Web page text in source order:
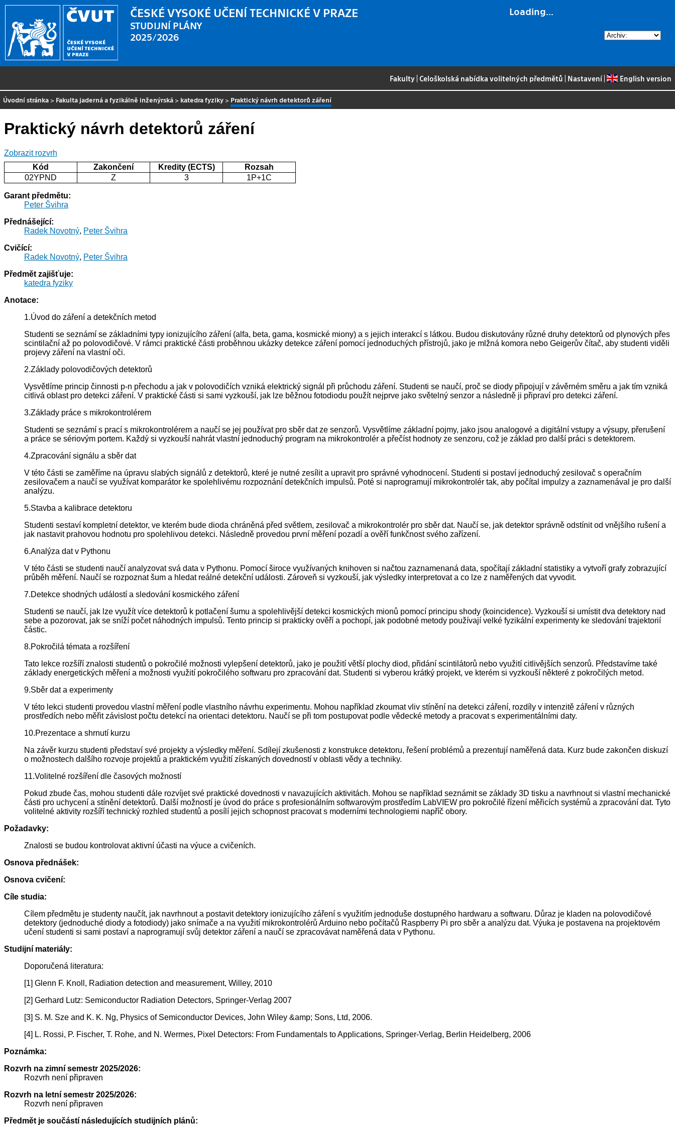
Loading...
ČESKÉ VYSOKÉ UČENÍ TECHNICKÉ V PRAZE
STUDIJNÍ PLÁNY
2025/2026
Fakulty |Celoškolská nabídka volitelných předmětů Nastavení| English version
Úvodní stránka > Fakulta jaderná a fyzikálně inženýrská > katedra fyziky > Praktický návrh detektorů záření
Praktický návrh detektorů záření
Zobrazit rozvrh
Kód
Zakončení Kredity (ECTS)
Rozsah
02YPND
Z 3 1P+1C
Garant předmětu:
Peter Švihra
Přednášející:
Radek Novotný, Peter Švihra
Cvičící:
Radek Novotný, Peter Švihra
Předmět zajišťuje:
katedra fyziky
Anotace:
1.Úvod do záření a detekčních metod
Studenti se seznámí se základními typy ionizujícího záření (alfa, beta, gama, kosmické miony) a s jejich interakcí s látkou. Budou diskutovány různé druhy detektorů od plynových přes
scintilační až po polovodičové. V rámci praktické části proběhnou ukázky detekce záření pomocí jednoduchých přístrojů, jako je mlžná komora nebo Geigerův čítač, aby studenti viděli
projevy záření na vlastní oči.
2.Základy polovodičových detektorů
Vysvětlíme princip činnosti p-n přechodu a jak v polovodičích vzniká elektrický signál při průchodu záření. Studenti se naučí, proč se diody připojují v závěrném směru a jak tím vzniká
citlivá oblast pro detekci záření. V praktické části si sami vyzkouší, jak lze běžnou fotodiodu použít nejprve jako světelný senzor a následně ji připraví pro detekci záření.
3.Základy práce s mikrokontrolérem
Studenti se seznámí s prací s mikrokontrolérem a naučí se jej používat pro sběr dat ze senzorů. Vysvětlíme základní pojmy, jako jsou analogové a digitální vstupy a výsupy, přerušení
a práce se sériovým portem. Každý si vyzkouší nahrát vlastní jednoduchý program na mikrokontrolér a přečíst hodnoty ze senzoru, což je základ pro další práci s detektorem.
4.Zpracování signálu a sběr dat
V této části se zaměříme na úpravu slabých signálů z detektorů, které je nutné zesílit a upravit pro správné vyhodnocení. Studenti si postaví jednoduchý zesilovač s operačním
zesilovačem a naučí se využívat komparátor ke spolehlivému rozpoznání detekčních impulsů. Poté si naprogramují mikrokontrolér tak, aby počítal impulzy a zaznamenával je pro další
analýzu.
5.Stavba a kalibrace detektoru
Studenti sestaví kompletní detektor, ve kterém bude dioda chráněná před světlem, zesilovač a mikrokontrolér pro sběr dat. Naučí se, jak detektor správně odstínit od vnějšího rušení a
jak nastavit prahovou hodnotu pro spolehlivou detekci. Následně provedou první měření pozadí a ověří funkčnost svého zařízení.
6.Analýza dat v Pythonu
V této části se studenti naučí analyzovat svá data v Pythonu. Pomocí široce využívaných knihoven si načtou zaznamenaná data, spočítají základní statistiky a vytvoří grafy zobrazující
průběh měření. Naučí se rozpoznat šum a hledat reálné detekční události. Zároveň si vyzkouší, jak výsledky interpretovat a co lze z naměřených dat vyvodit.
7.Detekce shodných událostí a sledování kosmického záření
Studenti se naučí, jak lze využít více detektorů k potlačení šumu a spolehlivější detekci kosmických mionů pomocí principu shody (koincidence). Vyzkouší si umístit dva detektory nad
sebe a pozorovat, jak se sníží počet náhodných impulsů. Tento princip si prakticky ověří a pochopí, jak podobné metody používají velké fyzikální experimenty ke sledování trajektorií
částic.
8.Pokročilá témata a rozšíření
Tato lekce rozšíří znalosti studentů o pokročilé možnosti vylepšení detektorů, jako je použití větší plochy diod, přidání scintilátorů nebo využití citlivějších senzorů. Představíme také
základy energetických měření a možnosti využití pokročilého softwaru pro zpracování dat. Studenti si vyberou krátký projekt, ve kterém si vyzkouší některé z pokročilých metod.
9.Sběr dat a experimenty
V této lekci studenti provedou vlastní měření podle vlastního návrhu experimentu. Mohou například zkoumat vliv stínění na detekci záření, rozdíly v intenzitě záření v různých
prostředích nebo měřit závislost počtu detekcí na orientaci detektoru. Naučí se při tom postupovat podle vědecké metody a pracovat s experimentálními daty.
10.Prezentace a shrnutí kurzu
Na závěr kurzu studenti představí své projekty a výsledky měření. Sdílejí zkušenosti z konstrukce detektoru, řešení problémů a prezentují naměřená data. Kurz bude zakončen diskuzí
o možnostech dalšího rozvoje projektů a praktickém využití získaných dovedností v oblasti vědy a techniky.
11.Volitelné rozšíření dle časových možností
Pokud zbude čas, mohou studenti dále rozvíjet své praktické dovednosti v navazujících aktivitách. Mohou se například seznámit se základy 3D tisku a navrhnout si vlastní mechanické
části pro uchycení a stínění detektorů. Další možností je úvod do práce s profesionálním softwarovým prostředím LabVIEW pro pokročilé řízení měřicích systémů a zpracování dat. Tyto
volitelné aktivity rozšíří technický rozhled studentů a posílí jejich schopnost pracovat s moderními technologiemi napříč obory.
Požadavky:
Znalosti se budou kontrolovat aktivní účasti na výuce a cvičeních.
Osnova přednášek:
Osnova cvičení:
Cíle studia:
Cílem předmětu je studenty naučít, jak navrhnout a postavit detektory ionizujícího záření s využitím jednoduše dostupného hardwaru a softwaru. Důraz je kladen na polovodičové
detektory (jednoduché diody a fotodiody) jako snímače a na využití mikrokontrolérů Arduino nebo počítačů Raspberry Pi pro sběr a analýzu dat. Výuka je postavena na projektovém
učení studenti si sami postaví a naprogramují svůj detektor záření a naučí se zpracovávat naměřená data v Pythonu.
Studijní materiály:
Doporučená literatura:
[1] Glenn F. Knoll, Radiation detection and measurement, Willey, 2010
[2] Gerhard Lutz: Semiconductor Radiation Detectors, Springer-Verlag 2007
[3] S. M. Sze and K. K. Ng, Physics of Semiconductor Devices, John Wiley &amp; Sons, Ltd, 2006.
[4] L. Rossi, P. Fischer, T. Rohe, and N. Wermes, Pixel Detectors: From Fundamentals to Applications, Springer-Verlag, Berlin Heidelberg, 2006
Poznámka:
Rozvrh na zimní semestr 2025/2026:
Rozvrh není připraven
Rozvrh na letní semestr 2025/2026:
Rozvrh není připraven
Předmět je součástí následujících studijních plánů: